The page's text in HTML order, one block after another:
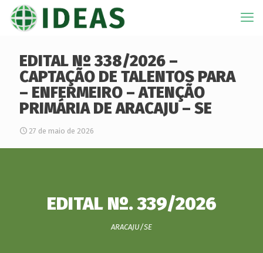
EDITAL Nº 338/2026 –
CAPTAÇÃO DE TALENTOS PARA
– ENFERMEIRO – ATENÇÃO
PRIMÁRIA DE ARACAJU – SE
27 de maio de 2026
EDITAL Nº. 339/2026
ARACAJU/SE